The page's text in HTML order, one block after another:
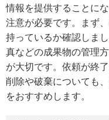
情報を提供することに
注意が必要です。まず
持っているか確認しま
真などの成果物の管理
が大切です。依頼が終
削除や破棄についても
をおすすめします。